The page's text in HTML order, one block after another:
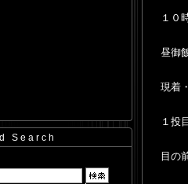
Search
１０
昼御
現着
１投
目の